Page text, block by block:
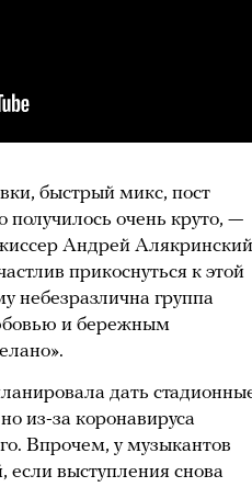
быстрый микс, пост
очень круто, —
Андрей
прикоснуться к этой
небезразлична группа
и бережным
дать
из-за коронавируса
Впрочем, у музыкантов
если выступления снова